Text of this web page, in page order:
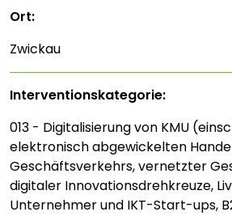
Ort:
Zwickau
Interventions­kategorie:
013 - Digitalisierung von KMU
elektronisch abgewickelten
Geschäftsverkehrs, vernetzter
digitaler Innovationsdrehkreuze,
Unternehmer und IKT-Start-ups,